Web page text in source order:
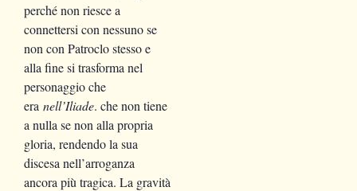
perché non riesce a
connettersi con nessuno se
non con Patroclo stesso e
alla fine si trasforma nel
personaggio che
era nell’Iliade. che non tiene
a nulla se non alla propria
gloria, rendendo la sua
discesa nell’arroganza
ancora più tragica. La gravità